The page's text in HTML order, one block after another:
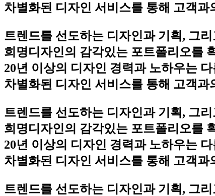
차별화된 디자인 서비스를 통해 고객과
트렌드를 선도하는 디자인과 기획, 그
희명디자인의 감각있는 포트폴리오를
20년 이상의 디자인 경력과 노하우는
차별화된 디자인 서비스를 통해 고객과
트렌드를 선도하는 디자인과 기획, 그
희명디자인의 감각있는 포트폴리오를
20년 이상의 디자인 경력과 노하우는
차별화된 디자인 서비스를 통해 고객과
트렌드를 선도하는 디자인과 기획, 그